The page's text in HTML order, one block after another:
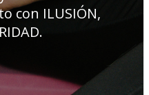
con ILUSIÓN,